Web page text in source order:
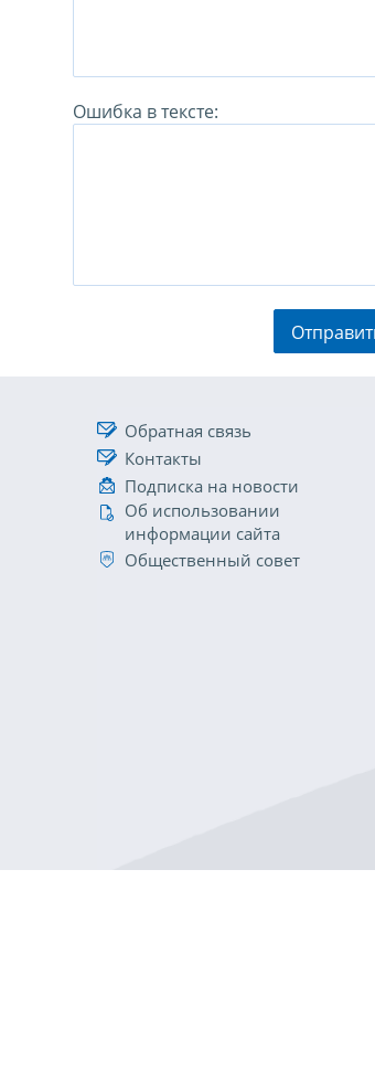
Ошибка в тексте:
Обратная связь
Контакты
Подписка на новости
Об использовании
информации сайта
Общественный совет